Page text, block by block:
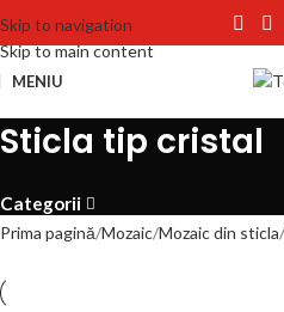
Skip to navigation
Skip to main content
MENIU
Sticla tip cristal
Categorii
Prima pagină Mozaic Mozaic din sticla